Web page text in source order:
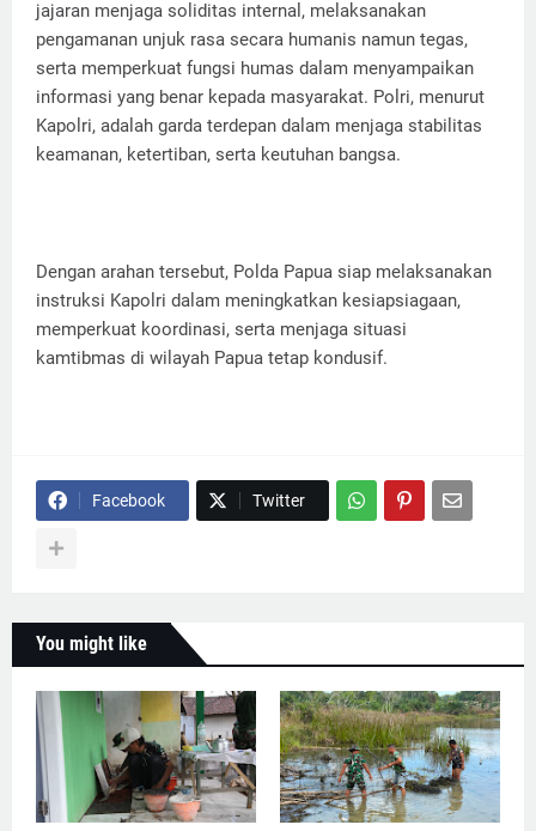
jajaran menjaga soliditas internal, melaksanakan
pengamanan unjuk rasa secara humanis namun tegas,
serta memperkuat fungsi humas dalam menyampaikan
informasi yang benar kepada masyarakat. Polri, menurut
Kapolri, adalah garda terdepan dalam menjaga stabilitas
keamanan, ketertiban, serta keutuhan bangsa.
Dengan arahan tersebut, Polda Papua siap melaksanakan
instruksi Kapolri dalam meningkatkan kesiapsiagaan,
memperkuat koordinasi, serta menjaga situasi
kamtibmas di wilayah Papua tetap kondusif.
Facebook Twitter
You might like